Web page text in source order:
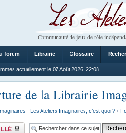
Les Ateliers
Communauté de jeux de rôle
forum Librairie Glossaire
actuellement le 07 Août 2026, 22:08
de la Librairie
› Les Ateliers Imaginaires, c’est quoi ? ›